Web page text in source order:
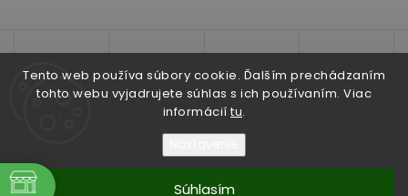
Tento web používa súbory cookie. Ďalším prechádzaním
tohto webu vyjadrujete súhlas s ich používaním. Viac
informácií tu.
Súhlasím
Copyright 2026 Seko Trenčín s.r.o.. Všetky práva vyhradené.